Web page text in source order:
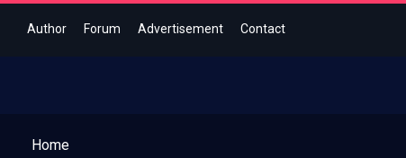
Author Forum Advertisement Contact
Home